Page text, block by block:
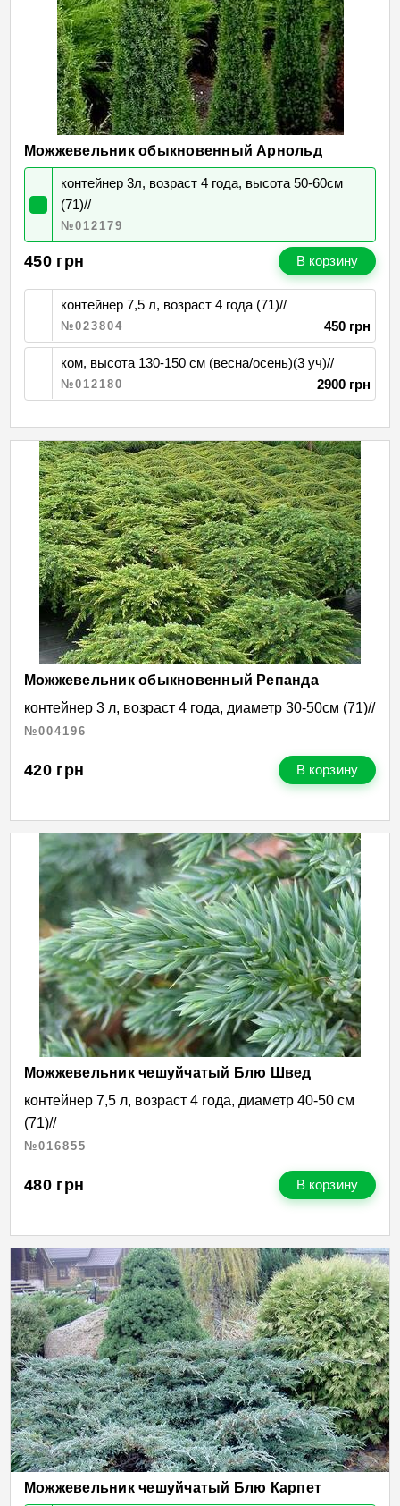
Можжевельник обыкновенный Арнольд
контейнер 3л, возраст 4 года, высота 50-60см
(71)//
№012179
450 грн В корзину
контейнер 7,5 л, возраст 4 года (71)//
№023804 450 грн
ком, высота 130-150 см (весна/осень)(3 уч)//
№012180 2900 грн
Можжевельник обыкновенный Репанда
контейнер 3 л, возраст 4 года, диаметр 30-50см (71)//
№004196
420 грн В корзину
Можжевельник чешуйчатый Блю Швед
контейнер 7,5 л, возраст 4 года, диаметр 40-50 см
(71)//
№016855
480 грн В корзину
Можжевельник чешуйчатый Блю Карпет